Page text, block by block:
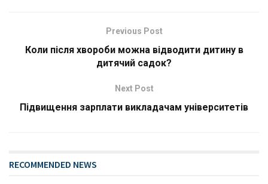
Previous Post
Коли після хвороби можна відводити дитину в
дитячий садок?
Next Post
Підвищення зарплати викладачам університетів
RECOMMENDED NEWS